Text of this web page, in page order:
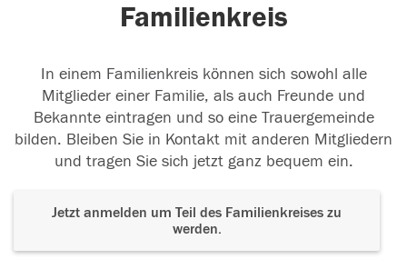
Familienkreis
In einem Familienkreis können sich sowohl alle
Mitglieder einer Familie, als auch Freunde und
Bekannte eintragen und so eine Trauergemeinde
bilden. Bleiben Sie in Kontakt mit anderen Mitgliedern
und tragen Sie sich jetzt ganz bequem ein.
Jetzt anmelden um Teil des Familienkreises zu
werden.